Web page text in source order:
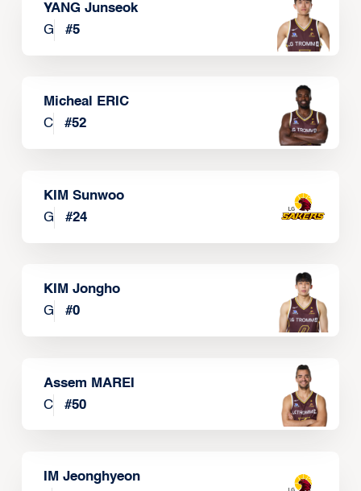
YANG Junseok
G
#5
Micheal ERIC
C
#52
KIM Sunwoo
G
#24
KIM Jongho
G
#0
Assem MAREI
C
#50
IM Jeonghyeon